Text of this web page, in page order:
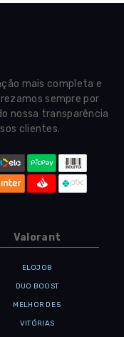
mais completa e
sempre por
nossa transparência
clientes.
Valorant
ELOJOB
DUO BOOST
MELHOR DE 5
VITÓRIAS